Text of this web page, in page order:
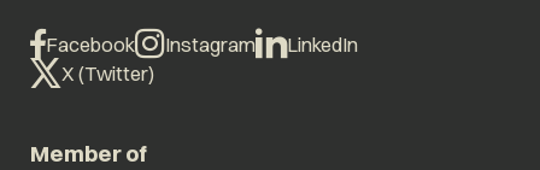
Facebook Instagram
LinkedIn
X (Twitter)
Member of